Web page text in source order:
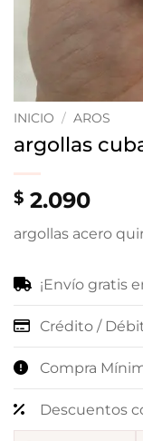
INICIO / AROS
argollas
$ 2.090
argollas acero
¡Envío gratis
Crédito /
Compra
Descuentos